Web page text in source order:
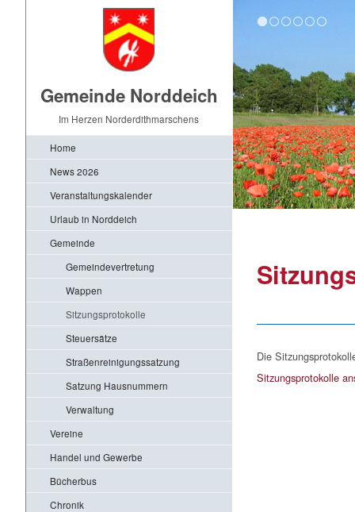
Gemeinde Norddeich
Im Herzen Norderdithmarschens
Home
News 2026
Veranstaltungskalender
Urlaub in Norddeich
Gemeinde
Gemeindevertretung
Wappen
Sitzungsprotokolle
Steuersätze
Straßenreinigungssatzung
Satzung Hausnummern
Verwaltung
Vereine
Handel und Gewerbe
Bücherbus
Chronik
Die
Sitzungsprotokolle